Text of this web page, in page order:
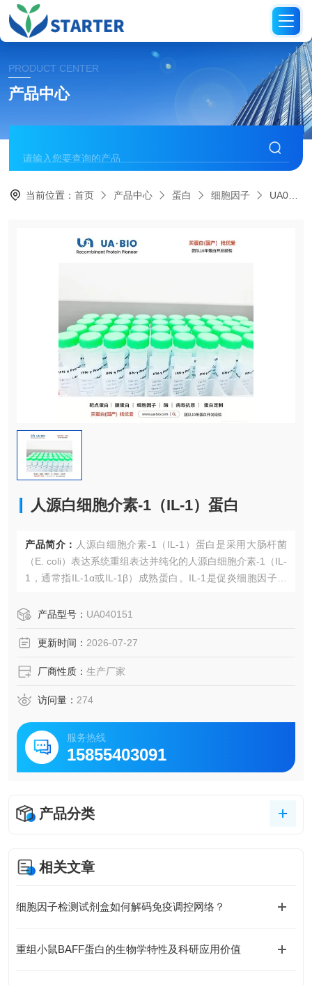
PRODUCT CENTER
产品中心
当前位置：首页 产品中心 蛋白 细胞因子 UA040151人源白细胞介素-1（IL-1）蛋白
人源白细胞介素-1（IL-1）蛋白
产品简介： 人源白细胞介素-1（IL-1）蛋白是采用大肠杆菌
（E. coli）表达系统重组表达并纯化的人源白细胞介素-1（IL-
1，通常指IL-1α或IL-1β）成熟蛋白。IL-1是促炎细胞因子家
炎症反应、发热及急性期蛋白合成的关键介质。
产品型号： UA040151
更新时间： 2026-07-27
厂商性质： 生产厂家
访问量： 274
服务热线
15855403091
产品分类
相关文章
细胞因子检测试剂盒如何解码免疫调控网络？
重组小鼠BAFF蛋白的生物学特性及科研应用价值